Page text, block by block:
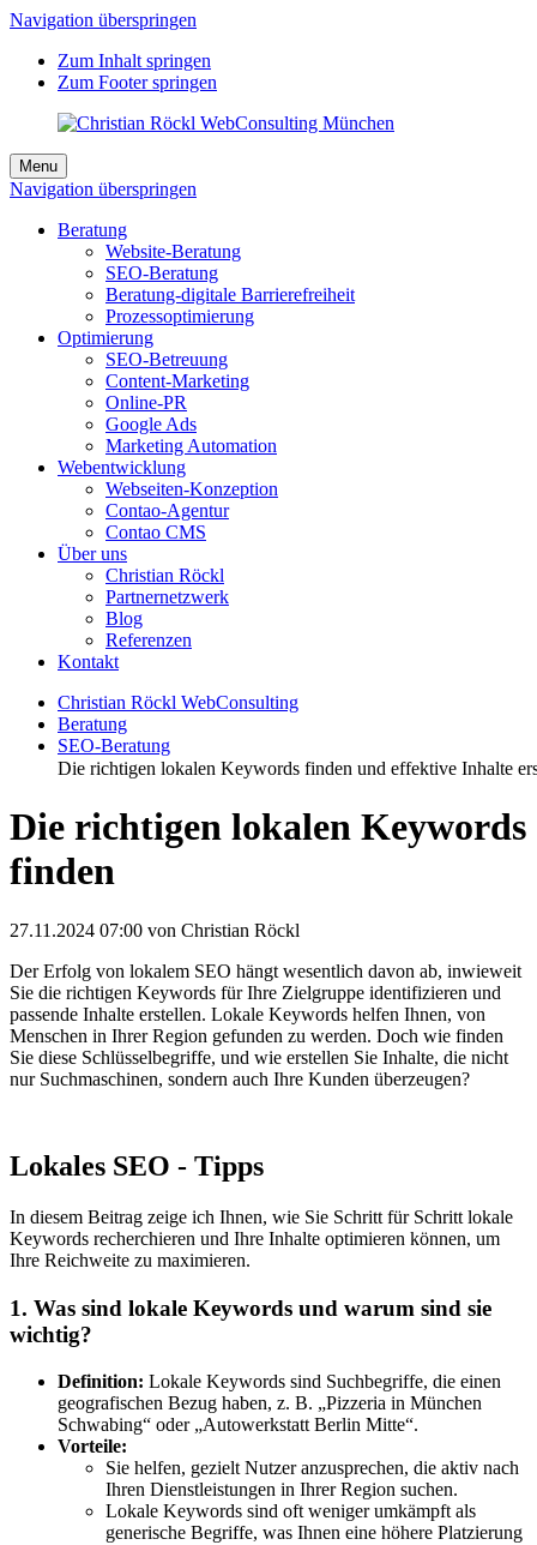
Navigation überspringen
Zum Inhalt springen
Zum Footer springen
Menu
Navigation überspringen
Beratung
Website-Beratung
SEO-Beratung
Beratung-digitale Barrierefreiheit
Prozessoptimierung
Optimierung
SEO-Betreuung
Content-Marketing
Online-PR
Google Ads
Marketing Automation
Webentwicklung
Webseiten-Konzeption
Contao-Agentur
Contao CMS
Über uns
Christian Röckl
Partnernetzwerk
Blog
Referenzen
Kontakt
Christian Röckl WebConsulting
Beratung
SEO-Beratung
Die richtigen lokalen Keywords finden und effektive Inhalte
Die richtigen lokalen Keywords
finden
27.11.2024 07:00 von Christian Röckl
Der Erfolg von lokalem SEO hängt wesentlich davon ab, inwieweit
Sie die richtigen Keywords für Ihre Zielgruppe identifizieren und
passende Inhalte erstellen. Lokale Keywords helfen Ihnen, von
Menschen in Ihrer Region gefunden zu werden. Doch wie finden
Sie diese Schlüsselbegriffe, und wie erstellen Sie Inhalte, die nicht
nur Suchmaschinen, sondern auch Ihre Kunden überzeugen?
Lokales SEO - Tipps
In diesem Beitrag zeige ich Ihnen, wie Sie Schritt für Schritt lokale
Keywords recherchieren und Ihre Inhalte optimieren können, um
Ihre Reichweite zu maximieren.
1. Was sind lokale Keywords und warum sind sie
wichtig?
Definition: Lokale Keywords sind Suchbegriffe, die einen
geografischen Bezug haben, z. B. „Pizzeria in München
Schwabing“ oder „Autowerkstatt Berlin Mitte“.
Vorteile:
Sie helfen, gezielt Nutzer anzusprechen, die aktiv nach
Ihren Dienstleistungen in Ihrer Region suchen.
Lokale Keywords sind oft weniger umkämpft als
generische Begriffe, was Ihnen eine höhere Platzierung